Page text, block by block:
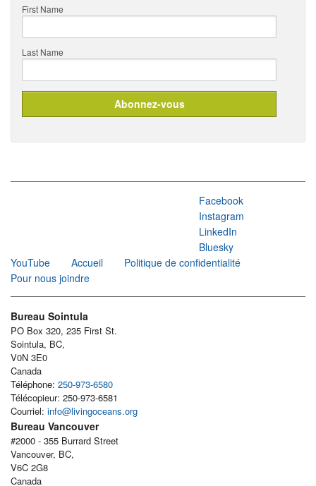
First Name
Last Name
Facebook
Instagram
LinkedIn
Bluesky
YouTube
Accueil
Politique de confidentialité
Pour nous joindre
Bureau Sointula
PO Box 320, 235 First St.
Sointula, BC,
V0N 3E0
Canada
Téléphone: 250-973-6580
Télécopieur: 250-973-6581
Courriel: info@livingoceans.org
Bureau Vancouver
#2000 - 355 Burrard Street
Vancouver, BC,
V6C 2G8
Canada